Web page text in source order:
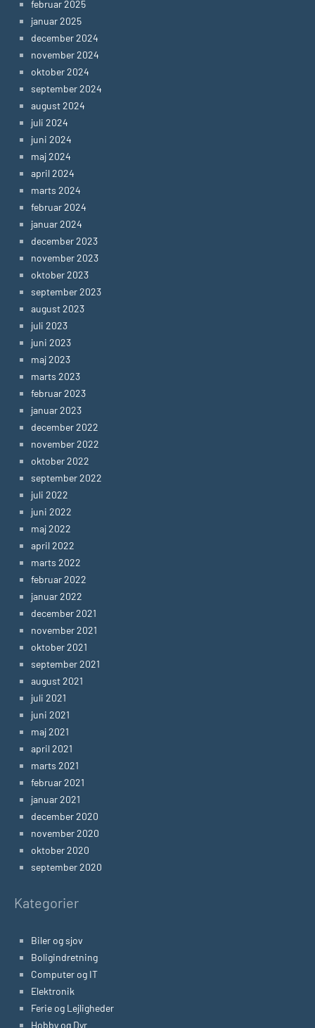
februar 2025
januar 2025
december 2024
november 2024
oktober 2024
september 2024
august 2024
juli 2024
juni 2024
maj 2024
april 2024
marts 2024
februar 2024
januar 2024
december 2023
november 2023
oktober 2023
september 2023
august 2023
juli 2023
juni 2023
maj 2023
marts 2023
februar 2023
januar 2023
december 2022
november 2022
oktober 2022
september 2022
juli 2022
juni 2022
maj 2022
april 2022
marts 2022
februar 2022
januar 2022
december 2021
november 2021
oktober 2021
september 2021
august 2021
juli 2021
juni 2021
maj 2021
april 2021
marts 2021
februar 2021
januar 2021
december 2020
november 2020
oktober 2020
september 2020
Kategorier
Biler og sjov
Boligindretning
Computer og IT
Elektronik
Ferie og Lejligheder
Hobby og Dyr